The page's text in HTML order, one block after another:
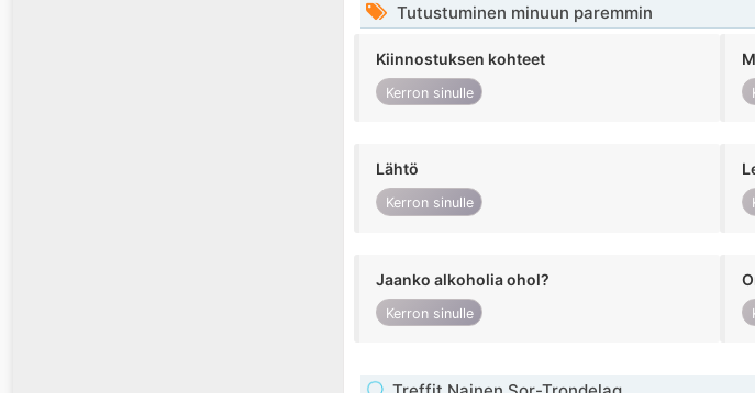
Tutustuminen minuun paremmin
Kiinnostuksen kohteet
Kerron sinulle
Lähtö
Kerron sinulle
Jaanko alkoholia ohol?
Kerron sinulle